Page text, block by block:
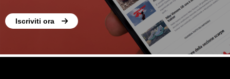
Iscriviti ora